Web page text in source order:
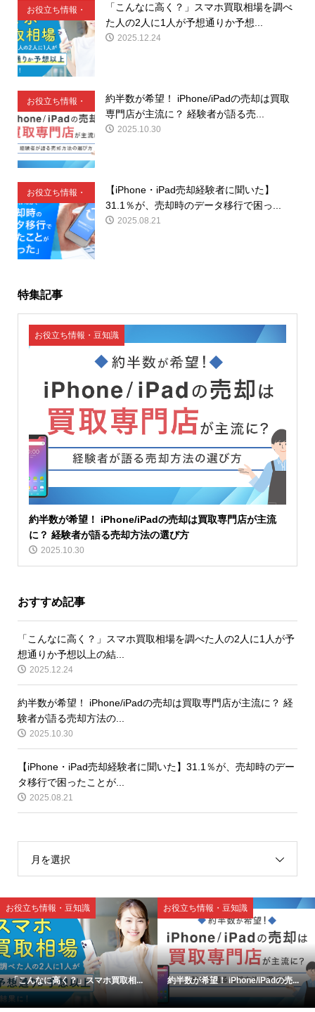
お役立ち情報・
豆知識
「こんなに高く？」スマホ買取相場を調べ
た人の2人に1人が予想通りか予想...
2025.12.24
お役立ち情報・
豆知識
約半数が希望！ iPhone/iPadの売却は買取
専門店が主流に？ 経験者が語る売...
2025.10.30
お役立ち情報・
豆知識
【iPhone・iPad売却経験者に聞いた】
31.1％が、売却時のデータ移行で困っ...
2025.08.21
特集記事
お役立ち情報・豆知識
約半数が希望！ iPhone/iPadの売却は買取専門店が主流
に？ 経験者が語る売却方法の選び方
2025.10.30
おすすめ記事
「こんなに高く？」スマホ買取相場を調べた人の2人に1人が予
想通りか予想以上の結...
2025.12.24
約半数が希望！ iPhone/iPadの売却は買取専門店が主流に？ 経
験者が語る売却方法の...
2025.10.30
【iPhone・iPad売却経験者に聞いた】31.1％が、売却時のデー
タ移行で困ったことが...
2025.08.21
月を選択
お役立ち情報・豆知識
「こんなに高く？」スマホ買取相...
お役立ち情報・豆知識
約半数が希望！ iPhone/iPadの売...